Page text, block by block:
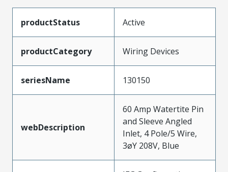
productStatus Active
productCategory Wiring Devices
seriesName 130150
webDescription
60 Amp Watertite Pin
and Sleeve Angled
Inlet, 4 Pole/5 Wire,
3øY 208V, Blue